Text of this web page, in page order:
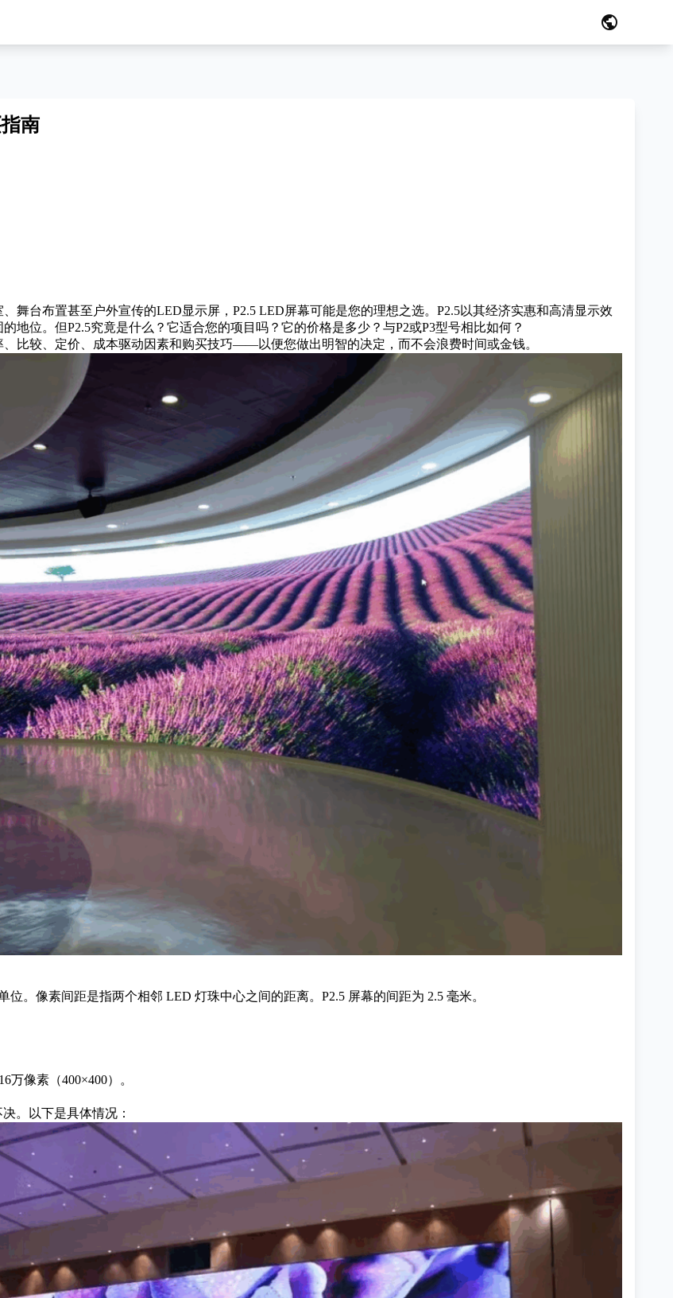
public
南
舞台布置甚至户外宣传的LED显示屏，P2.5 LED屏幕可能是您的理想之选。P2.5以其经济实惠和高清显示效
地位。但P2.5究竟是什么？它适合您的项目吗？它的价格是多少？与P2或P3型号相比如何？
比较、定价、成本驱动因素和购买技巧——以便您做出明智的决定，而不会浪费时间或金钱。
位。 像素间距是指两个相邻 LED 灯珠中心之间的距离。P2.5 屏幕的间距为 2.5 毫米。
万像素（400×400）。
。以下是具体情况：